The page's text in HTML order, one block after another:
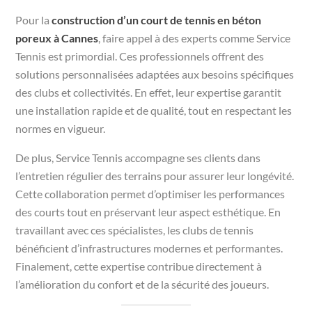
Pour laconstruction d’un court de tennis en béton
poreux à Cannes, faire appel à des experts comme Service
Tennis est primordial. Ces professionnels offrent des
solutions personnalisées adaptées aux besoins spécifiques
des clubs et collectivités. En effet, leur expertise garantit
une installation rapide et de qualité, tout en respectant les
normes en vigueur.
De plus, Service Tennis accompagne ses clients dans
l’entretien régulier des terrains pour assurer leur longévité.
Cette collaboration permet d’optimiser les performances
des courts tout en préservant leur aspect esthétique. En
travaillant avec ces spécialistes, les clubs de tennis
bénéficient d’infrastructures modernes et performantes.
Finalement, cette expertise contribue directement à
l’amélioration du confort et de la sécurité des joueurs.